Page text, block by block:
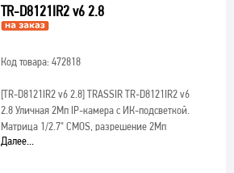
TR-D8121IR2 v6 2.8
Код товара: 472818
[TR-D8121IR2 v6 2.8]TRASSIR TR-D8121IR2 v6
2.8 Уличная 2Мп IP-камера с ИК-подсветкой.
Матрица 1/2.7" CMOS, разрешение 2Мп
Далее...